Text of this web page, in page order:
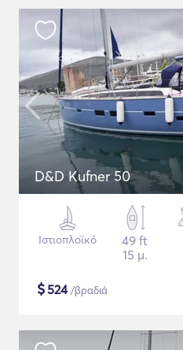
D&D Kufner 50
Ιστιοπλοϊκό
49 ft
15 μ.
$524/βραδιά